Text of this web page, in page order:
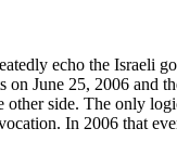
echo the Israeli
June 25, 2006 and
other side. The only
In 2006 that